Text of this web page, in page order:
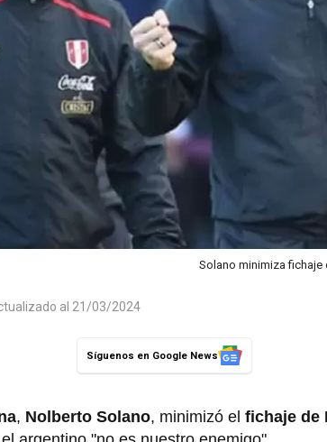
Solano minimiza fichaje
al 21/03/2024
Síguenos en Google News
, Nolberto Solano, minimizó el fichaje de